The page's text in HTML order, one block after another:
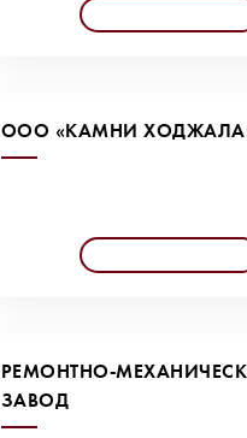
ООО «КАМНИ
РЕМОНТНО-
ЗАВОД